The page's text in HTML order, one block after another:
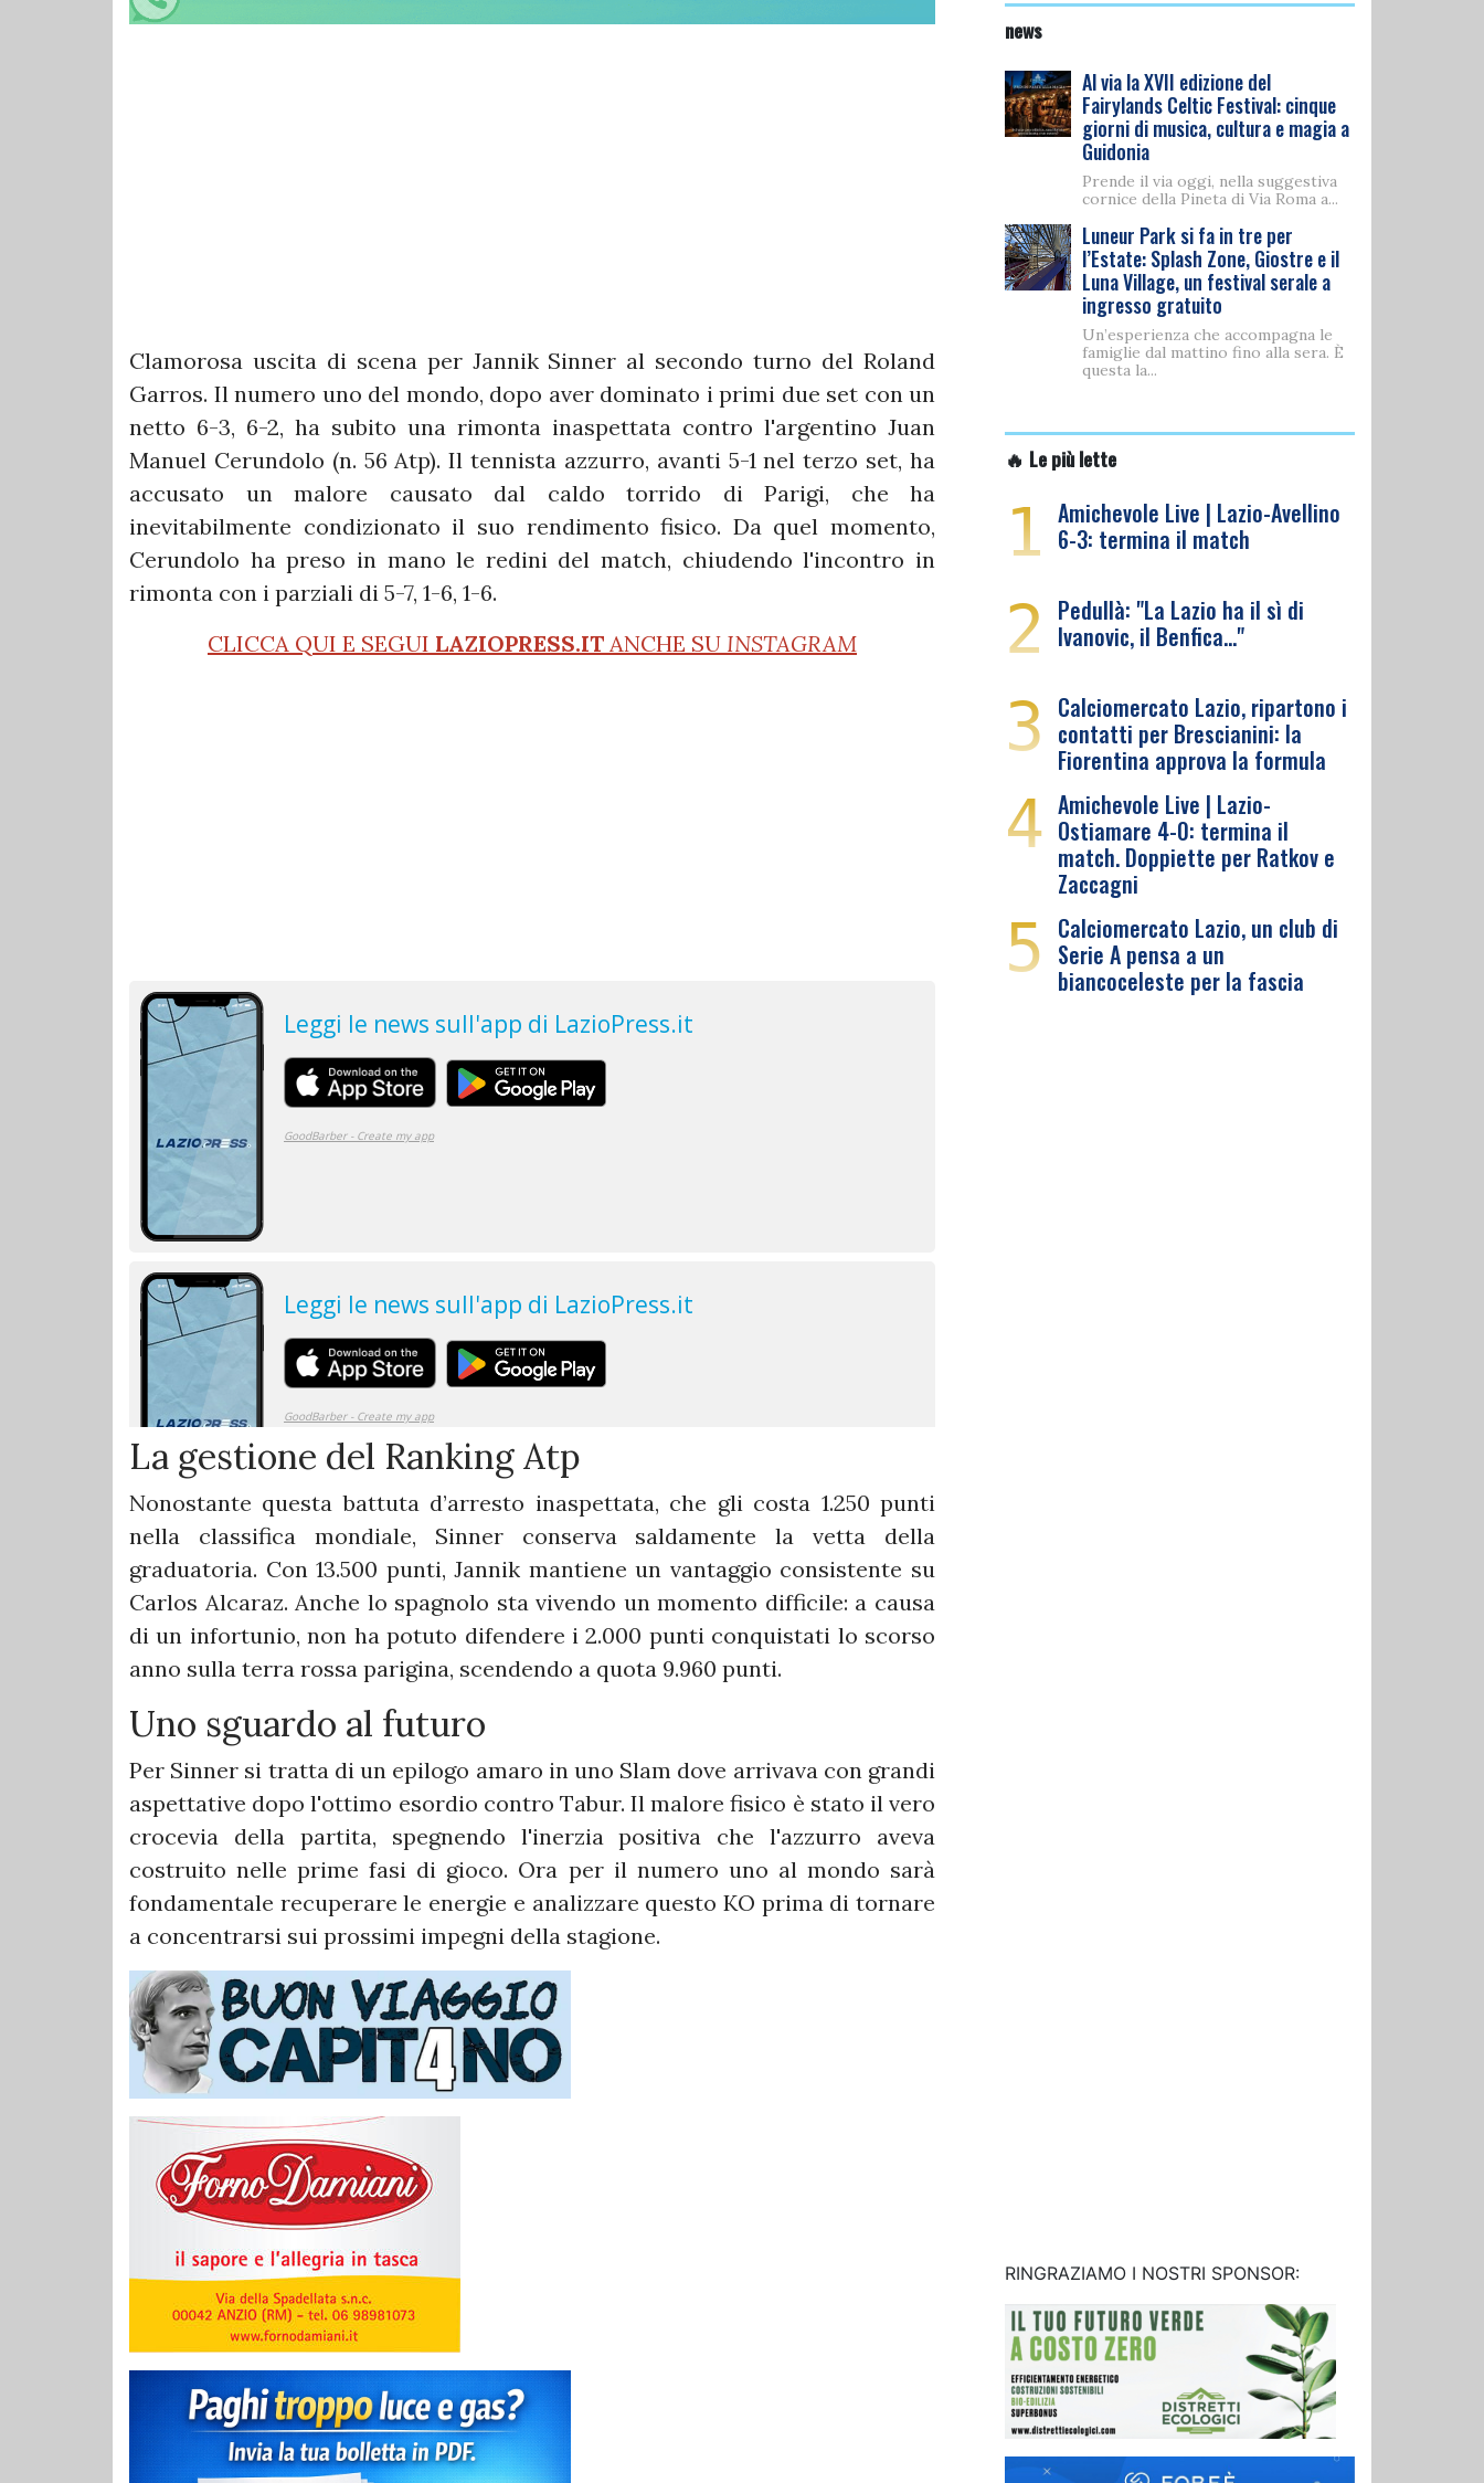
Clamorosa uscita di scena per Jannik Sinner al secondo turno del Roland
Garros. Il numero uno del mondo, dopo aver dominato i primi due set con un
netto 6-3, 6-2, ha subito una rimonta inaspettata contro l'argentino Juan
Manuel Cerundolo (n. 56 Atp). Il tennista azzurro, avanti 5-1 nel terzo set, ha
accusato un malore causato dal caldo torrido di Parigi, che ha
inevitabilmente condizionato il suo rendimento fisico. Da quel momento,
Cerundolo ha preso in mano le redini del match, chiudendo l'incontro in
rimonta con i parziali di 5-7, 1-6, 1-6.
CLICCA QUI E SEGUI LAZIOPRESS.IT ANCHE SU INSTAGRAM
La gestione del Ranking Atp
Nonostante questa battuta d’arresto inaspettata, che gli costa 1.250 punti
nella classifica mondiale, Sinner conserva saldamente la vetta della
graduatoria. Con 13.500 punti, Jannik mantiene un vantaggio consistente su
Carlos Alcaraz. Anche lo spagnolo sta vivendo un momento difficile: a causa
di un infortunio, non ha potuto difendere i 2.000 punti conquistati lo scorso
anno sulla terra rossa parigina, scendendo a quota 9.960 punti.
Uno sguardo al futuro
Per Sinner si tratta di un epilogo amaro in uno Slam dove arrivava con grandi
aspettative dopo l'ottimo esordio contro Tabur. Il malore fisico è stato il vero
crocevia della partita, spegnendo l'inerzia positiva che l'azzurro aveva
costruito nelle prime fasi di gioco. Ora per il numero uno al mondo sarà
fondamentale recuperare le energie e analizzare questo KO prima di tornare
a concentrarsi sui prossimi impegni della stagione.
news
Al via la XVII edizione del
Fairylands Celtic Festival: cinque
giorni di musica, cultura e magia a
Guidonia
Prende il via oggi, nella suggestiva
cornice della Pineta di Via Roma a...
Luneur Park si fa in tre per
l’Estate: Splash Zone, Giostre e il
Luna Village, un festival serale a
ingresso gratuito
Un’esperienza che accompagna le
famiglie dal mattino fino alla sera. È
questa la...
🔥 Le più lette
1 Amichevole Live | Lazio-Avellino
6-3: termina il match
2 Pedullà: "La Lazio ha il sì di
Ivanovic, il Benfica…"
3 Calciomercato Lazio, ripartono i
contatti per Brescianini: la
Fiorentina approva la formula
4 Amichevole Live | Lazio-
Ostiamare 4-0: termina il
match. Doppiette per Ratkov e
Zaccagni
5 Calciomercato Lazio, un club di
Serie A pensa a un
biancoceleste per la fascia
RINGRAZIAMO I NOSTRI SPONSOR: